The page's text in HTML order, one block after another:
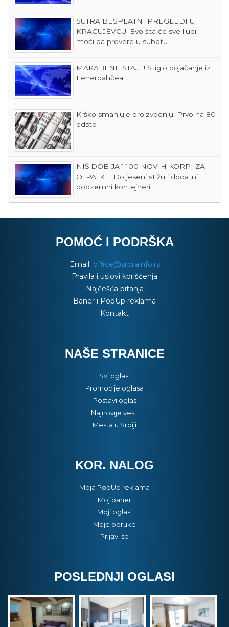
SUTRA BESPLATNI PREGLEDI U
KRAGUJEVCU: Evo šta će sve ljudi
moći da provere u subotu
MAKABI NE STAJE! Stiglo pojačanje iz
Fenerbahčea!
Krško smanjuje proizvodnju: Prvo na 80
odsto
NIŠ DOBIJA 1.100 NOVIH KORPI ZA
OTPATKE: Do jeseni stižu i dodatni
podzemni kontejneri
POMOĆ I PODRŠKA
Email: office@srbijainfo.rs
Pravila i uslovi korišćenja
Najčešća pitanja
Baner i PopUp reklama
Kontakt
NAŠE STRANICE
Svi oglasi
Promocije oglasa
Postavi oglas
Najnovije vesti
Mesta u Srbiji
KOR. NALOG
Moja PopUp reklama
Moj baner
Moji oglasi
Moje poruke
Prijavi se
POSLEDNJI OGLASI